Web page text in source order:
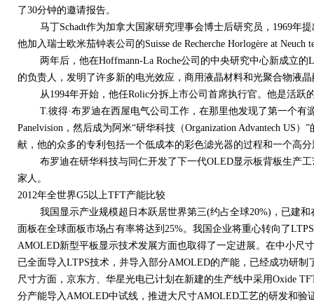
了30分钟的邀请报告。
马丁Schadt作为加拿大国家研究理事会博士后研究员，1969年提
他加入瑞士欧米茄钟表公司的Suisse de Recherche Horlogère at Neuch
两年后，他在Hoffmann-La Roche公司的中央研究中心新成立的
的负责人，发明了许多新的电光效应，商用液晶材料和光聚合物液
从1994年开始，他任Rolic分拆上市公司首席执行官。他是活跃
T.彼得·布罗迪在西屋电气公司工作，在那里他发现了第一个有
Panelvision，然后成为阿米“研华科技（Organization Advantech US
献，他的众多的专利包括一个低成本的彩色滤光器的过程和一个高
布罗迪在研华科技与同仁开发了下一代OLED显示板背板生产工
家人。
2012年全世界G5以上TFT产能比较
我国显示产业规模超日本跃居世界第三(约占全球20%)，已建和
面板在全球面板市场占有率将达到25%。我国企业将重心转向了
AMOLED新型平板显示技术发展方面也取得了一定进展。在中小尺
已全面导入LTPS技术，并导入部分AMOLED的产能，已经成功研
尺寸方面，京东方、华星光电已计划在新建的生产线中采用Oxide
分产能导入AMOLED中试线，推进大尺寸AMOLED工艺的研发和验